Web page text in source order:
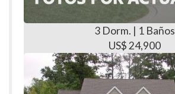
3 Dorm. | 1 Baños
US$ 24,900